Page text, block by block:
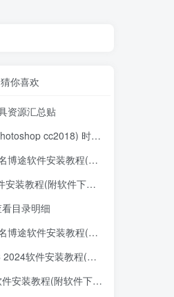
猜你喜欢
资源汇总贴
时，提示系统或者IE浏览器需要升级
安装教程(附软件下载地址)
教程(附软件下载地址)
目录明细
安装教程(附软件下载地址)
安装教程(附软件下载地址)
装教程(附软件下载地址)